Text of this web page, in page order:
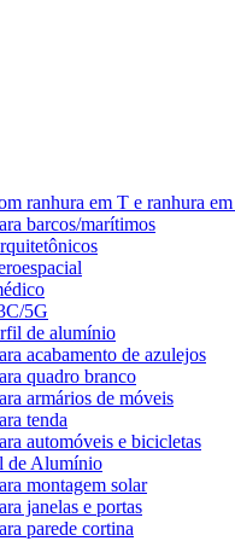
ranhura em T e ranhura
barcos/marítimos
5G
de alumínio
acabamento de azulejos
quadro branco
armários de móveis
tenda
automóveis e bicicletas
de Alumínio
montagem solar
janelas e portas
parede cortina